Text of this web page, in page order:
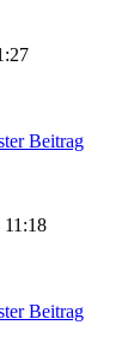
Beitrag
Beitrag